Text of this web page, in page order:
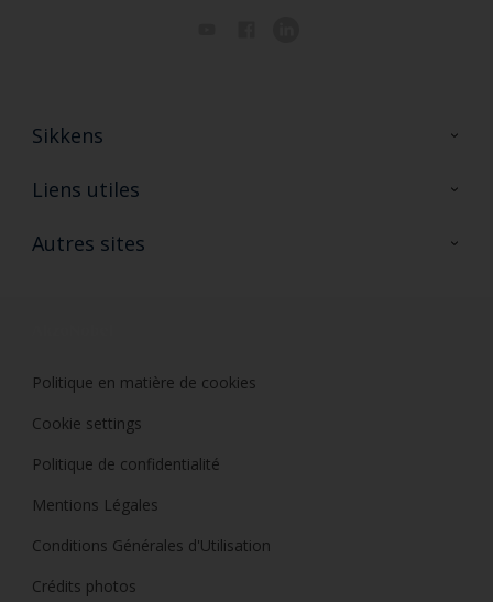
Sikkens
A propos de Sikkens
Liens utiles
Ouvrir un magasin PASS
Autres sites
Politique en matière de cookies
Cookie settings
Politique de confidentialité
Mentions Légales
Conditions Générales d'Utilisation
Crédits photos